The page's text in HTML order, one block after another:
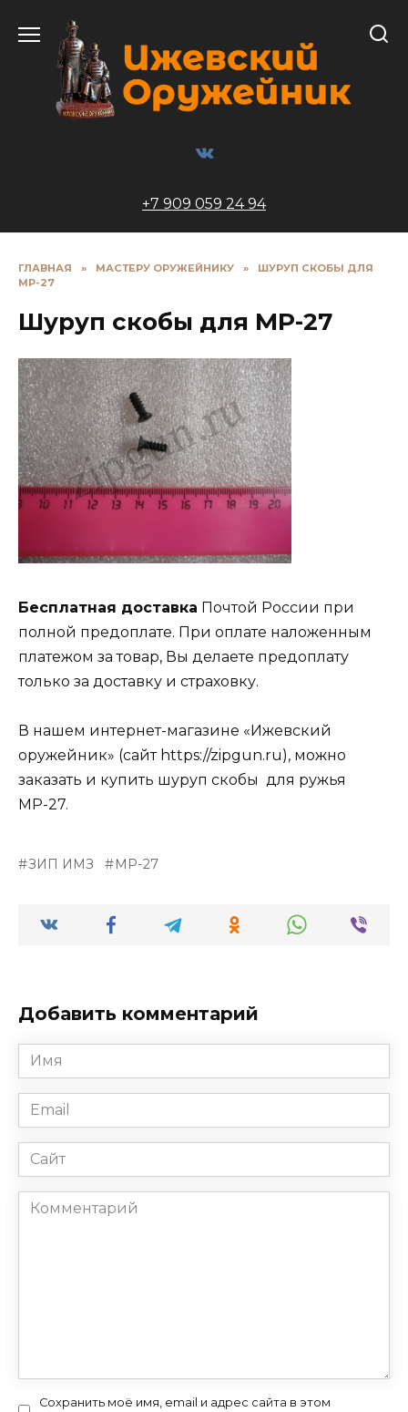
содержанию
+7 909 059 24 94
ГЛАВНАЯ » МАСТЕРУ ОРУЖЕЙНИКУ »
ШУРУП СКОБЫ ДЛЯ
МР-27
Шуруп скобы для МР-27
Бесплатная доставка Почтой России при
полной предоплате. При оплате наложенным
платежом за товар, Вы делаете предоплату
только за доставку и страховку.
В нашем интернет-магазине «Ижевский
оружейник» (сайт https://zipgun.ru), можно
заказать и купить шуруп скобы для ружья
МР-27.
ЗИП ИМЗ МР-27
Добавить комментарий
Имя
*
Email
*
Сайт
Комментарий
Сохранить моё имя, email и адрес сайта в этом